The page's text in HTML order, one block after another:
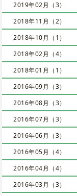
2019年02月（3）
2018年11月（2）
2018年10月（1）
2018年02月（4）
2018年01月（1）
2016年09月（3）
2016年08月（3）
2016年07月（3）
2016年06月（3）
2016年05月（4）
2016年04月（4）
2016年03月（3）